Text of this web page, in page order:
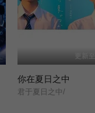
更新至
你在夏日之中
君于夏日之中/